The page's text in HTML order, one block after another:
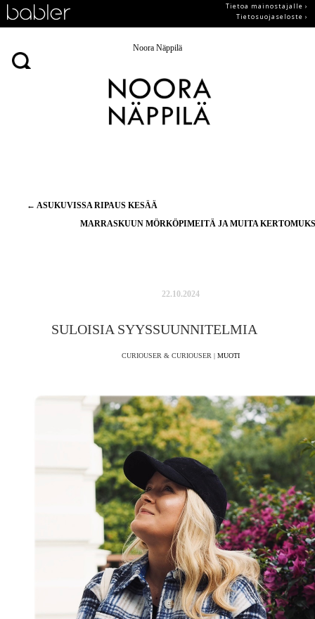
Tietoa mainostajalle ›
Tietosuojaseloste ›
Noora Näppilä
Artikkelien
← ASUKUVISSA RIPAUS KESÄÄ
MARRASKUUN MÖRKÖPIMEITÄ JA MUITA
22.10.2024
SULOISIA SYYSSUUNNITELMIA
CURIOUSER & CURIOUSER | MUOTI